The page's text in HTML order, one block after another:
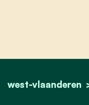
west-vlaanderen